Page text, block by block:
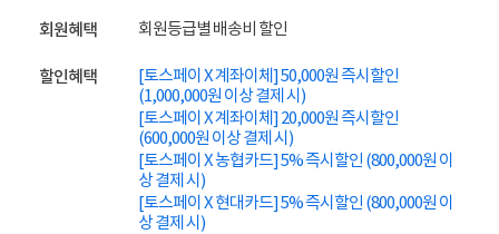
회원혜택 회원등급별 배송비 할인
할인혜택
[토스페이 X 계좌이체] 50,000원 즉시할인
(1,000,000원 이상 결제 시)
[토스페이 X 계좌이체] 20,000원 즉시할인
(600,000원 이상 결제 시)
[토스페이 X 농협카드] 5% 즉시할인 (800,000원 이
상 결제 시)
[토스페이 X 현대카드] 5% 즉시할인 (800,000원 이
상 결제 시)